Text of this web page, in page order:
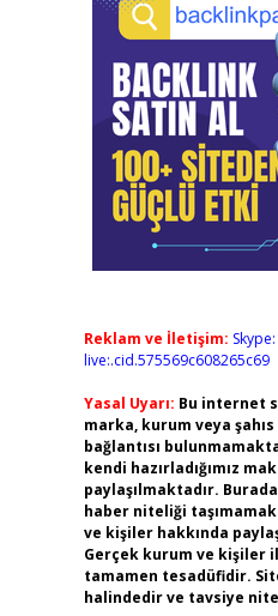
Reklam ve İletişim: Skype:
live:.cid.575569c608265c69
Yasal Uyarı: Bu internet
marka, kurum veya
bağlantısı
kendi hazırladığımız
paylaşılmaktadır.
haber niteliği
ve kişiler hakkında
Gerçek kurum ve kişiler
tamamen tesadüfidir.
halindedir ve tavsiye